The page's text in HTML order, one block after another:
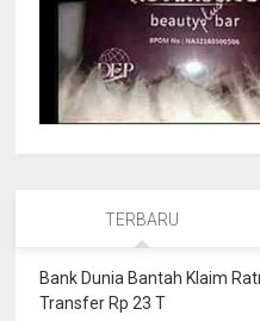
TERBARU
Bank Dunia Bantah Klaim
Transfer Rp 23 T